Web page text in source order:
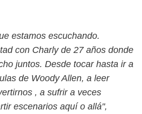
estamos escuchando.
con Charly de 27 años donde
juntos. Desde tocar hasta ir a
de Woody Allen, a leer
, a sufrir a veces
escenarios aquí o allá",